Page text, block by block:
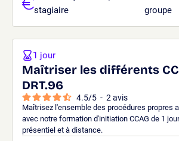
stagiaire
groupe
Maîtriser les différents
DRT.96
4.5/5 - 2 avis
Maîtrisez l'ensemble des procédures propres
avec notre formation d'initiation CCAG de 1
présentiel et à distance.
1 jour